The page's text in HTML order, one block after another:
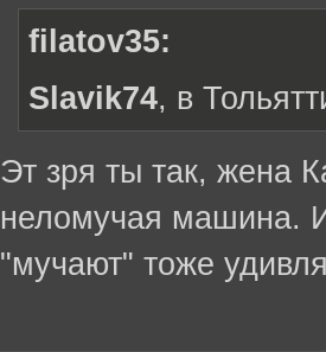
filatov35:
Slavik74, в
Эт зря ты так, жена
неломучая машина.
"мучают" тоже